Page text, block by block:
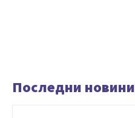
Последни новини